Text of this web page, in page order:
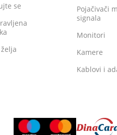
se
Pojačivači
signala
Monitori
Kamere
Kablovi i